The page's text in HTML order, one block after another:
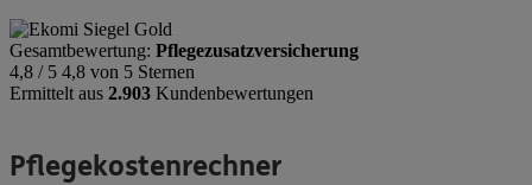
Gesamtbewertung: Pflegezusatzversicherung
4,8 / 5 4,8 von 5 Sternen
Ermittelt aus 2.903 Kundenbewertungen
Pflegekostenrechner